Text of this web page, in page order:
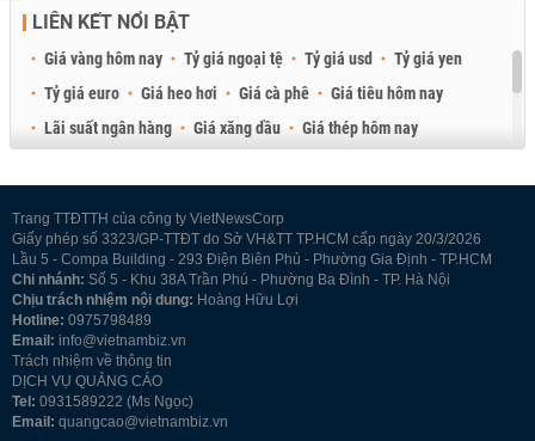
LIÊN KẾT NỔI BẬT
Giá vàng hôm nay Tỷ giá ngoại tệ Tỷ giá usd
Tỷ giá yen
Tỷ giá euro
Giá heo hơi Giá cà phê
Giá tiêu hôm nay
Lãi suất ngân hàng
Giá xăng dầu
Giá thép hôm nay
Trang TTĐTTH của công ty VietNewsCorp
Giấy phép số 3323/GP-TTĐT do Sở VH&TT TP.HCM cấp ngày 20/3/2026
Lầu 5 - Compa Building - 293 Điện Biên Phủ - Phường Gia Định - TP.HCM
Chi nhánh: Số 5 - Khu 38A Trần Phú - Phường Ba Đình - TP. Hà Nội
Chịu trách nhiệm nội dung: Hoàng Hữu Lợi
Hotline: 0975798489
Email: info@vietnambiz.vn
Trách nhiệm về thông tin
DỊCH VỤ QUẢNG CÁO
Tel: 0931589222 (Ms Ngọc)
Email: quangcao@vietnambiz.vn